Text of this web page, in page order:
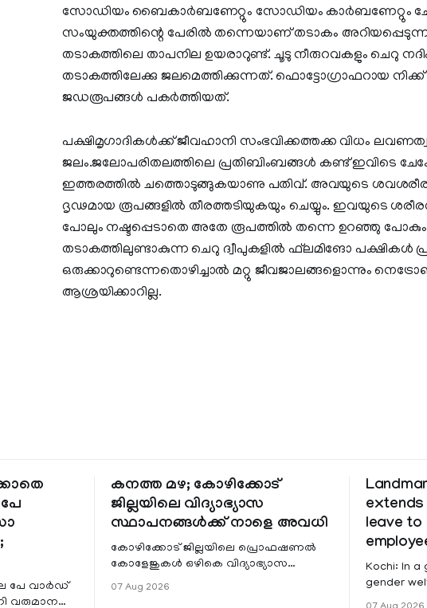
സോഡിയം ബൈകാര്‍ബണേറ്റും സോഡിയം കാര്‍ബണേറ്റും
സംയുക്തത്തിന്റെ പേരില്‍ തന്നെയാണ് തടാകം
തടാകത്തിലെ താപനില ഉയരാറുണ്ട്. ചൂടു നീരുറവകളും ചെറു
തടാകത്തിലേക്കു ജലമെത്തിക്കുന്നത്. ഫൊട്ടോഗ്രാഫറായ
ജഡരൂപങ്ങള്‍ പകര്‍ത്തിയത്.
പക്ഷിമൃഗാദികള്‍ക്ക് ജീവഹാനി സംഭവിക്കത്തക്ക വിധം
ജലം.ജലോപരിതലത്തിലെ പ്രതിബിംബങ്ങള്‍ കണ്ട് ഇവിടെ
ഇത്തരത്തില്‍ ചത്തൊടുങ്ങുകയാണു പതിവ്. അവയുടെ
ദൃഢമായ രൂപങ്ങളില്‍ തീരത്തടിയുകയും ചെയ്യും. ഇവയുടെ
പോലും നഷ്ടപ്പെടാതെ അതേ രൂപത്തില്‍ തന്നെ ഉറഞ്ഞു
തടാകത്തിലുണ്ടാകുന്ന ചെറു ദ്വീപുകളില്‍ ഫ്‌ലമിങോ പക്ഷികള്‍
ഒരുക്കാറുണ്ടെന്നതൊഴിച്ചാല്‍ മറ്റു ജീവജാലങ്ങളൊന്നും
ആശ്രയിക്കാറില്ല.
പേ വാർഡ്
വരുമാന
കനത്ത മഴ; കോഴിക്കോട്
ജില്ലയിലെ വിദ്യാഭ്യാസ
സ്ഥാപനങ്ങൾക്ക് നാളെ അവധി
കോഴിക്കോട് ജില്ലയിലെ പ്രൊഫഷണൽ
കോളേജുകൾ ഒഴികെ വിദ്യാഭ്യാസ
ജില്ലയിലെ മലയോര- തീരദേശ
07 Aug 2026
leave to
Kochi: In a
gender